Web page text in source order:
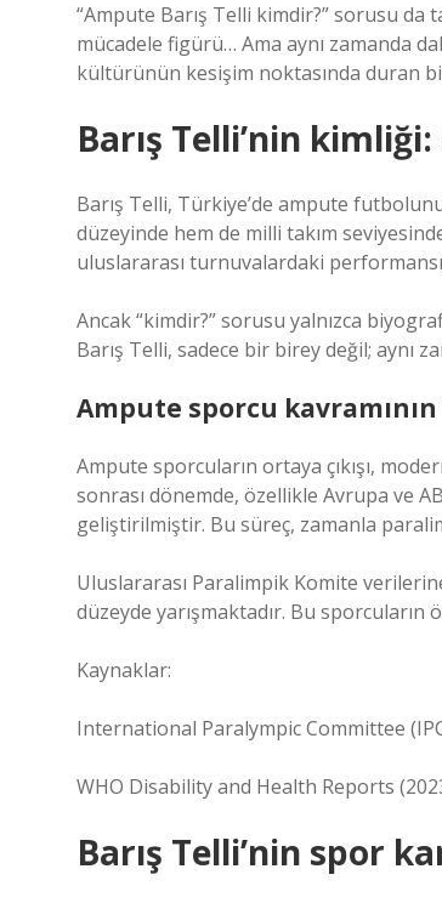
“Ampute Barış Telli kimdir?” sorusu
mücadele figürü… Ama aynı zamanda
kültürünün kesişim noktasında duran
Barış Telli’nin
Barış Telli, Türkiye’de ampute
düzeyinde hem de milli takım
uluslararası turnuvalardaki
Ancak “kimdir?” sorusu yalnızca
Barış Telli, sadece bir birey değil; aynı
Ampute sporcu
Ampute sporcuların ortaya çıkışı,
sonrası dönemde, özellikle Avrupa ve
geliştirilmiştir. Bu süreç, zamanla
Uluslararası Paralimpik Komite
düzeyde yarışmaktadır. Bu
Kaynaklar:
International Paralympic Committee
WHO Disability and Health Reports
Barış Telli’nin spor